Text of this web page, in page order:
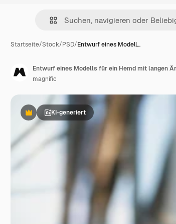
Startseite/Stock/PSD/Entwurf eines Modell…
PremiumKI-generiert
Entwurf eines Modells für ein Hemd mit langen
magnific